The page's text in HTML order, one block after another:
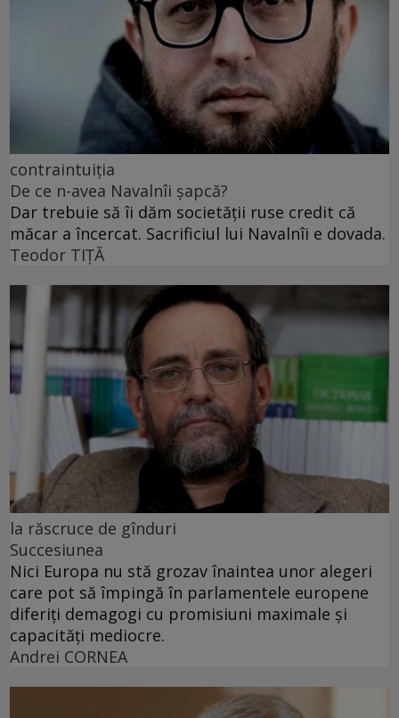
contraintuiția
De ce n-avea Navalnîi șapcă?
Dar trebuie să îi dăm societății ruse credit că
măcar a încercat. Sacrificiul lui Navalnîi e dovada.
Teodor TIŢĂ
la răscruce de gînduri
Succesiunea
Nici Europa nu stă grozav înaintea unor alegeri
care pot să împingă în parlamentele europene
diferiți demagogi cu promisiuni maximale și
capacități mediocre.
Andrei CORNEA